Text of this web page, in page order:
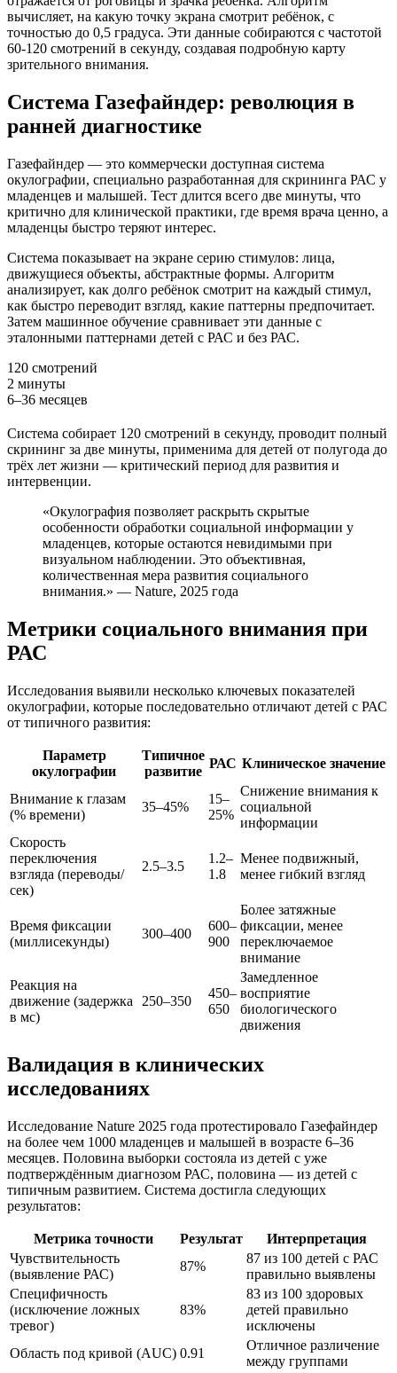
вычисляет, на какую точку экрана смотрит ребёнок, с
точностью до 0,5 градуса. Эти данные собираются с частотой
60-120 смотрений в секунду, создавая подробную карту
зрительного внимания.
Система Газефайндер: революция в
ранней диагностике
Газефайндер — это коммерчески доступная система
окулографии, специально разработанная для скрининга РАС у
младенцев и малышей. Тест длится всего две минуты, что
критично для клинической практики, где время врача ценно, а
младенцы быстро теряют интерес.
Система показывает на экране серию стимулов: лица,
движущиеся объекты, абстрактные формы. Алгоритм
анализирует, как долго ребёнок смотрит на каждый стимул,
как быстро переводит взгляд, какие паттерны предпочитает.
Затем машинное обучение сравнивает эти данные с
эталонными паттернами детей с РАС и без РАС.
120 смотрений
2 минуты
6–36 месяцев
Система собирает 120 смотрений в секунду, проводит полный
скрининг за две минуты, применима для детей от полугода до
трёх лет жизни — критический период для развития и
интервенции.
«Окулография позволяет раскрыть скрытые
особенности обработки социальной информации у
младенцев, которые остаются невидимыми при
визуальном наблюдении. Это объективная,
количественная мера развития социального
внимания.» — Nature, 2025 года
Метрики социального внимания при
РАС
Исследования выявили несколько ключевых показателей
окулографии, которые последовательно отличают детей с РАС
от типичного развития:
Параметр
окулографии
Типичное
развитие
РАС Клиническое значение
Внимание к глазам
(% времени)
35–45%
15–
25%
Снижение внимания к
социальной
информации
Скорость
переключения
взгляда (переводы/
сек)
2.5–3.5
1.2–
1.8
Менее подвижный,
менее гибкий взгляд
Время фиксации
(миллисекунды)
300–400
600–
900
Более затяжные
фиксации, менее
переключаемое
внимание
Реакция на
движение (задержка
в мс)
250–350
450–
650
Замедленное
восприятие
биологического
движения
Валидация в клинических
исследованиях
Исследование Nature 2025 года протестировало Газефайндер
на более чем 1000 младенцев и малышей в возрасте 6–36
месяцев. Половина выборки состояла из детей с уже
подтверждённым диагнозом РАС, половина — из детей с
типичным развитием. Система достигла следующих
результатов:
Метрика точности Результат
Интерпретация
Чувствительность
(выявление РАС)
87%
87 из 100 детей с РАС
правильно выявлены
Специфичность
(исключение ложных
тревог)
83%
83 из 100 здоровых
детей правильно
исключены
Область под кривой (AUC) 0.91
Отличное различение
между группами